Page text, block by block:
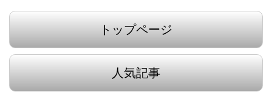
トップページ
人気記事